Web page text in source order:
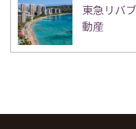
東急リバ
動産